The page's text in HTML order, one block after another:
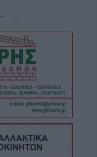
πισίνα beach
«Αναβάθμιση
του Μουσείου
κηδεία του